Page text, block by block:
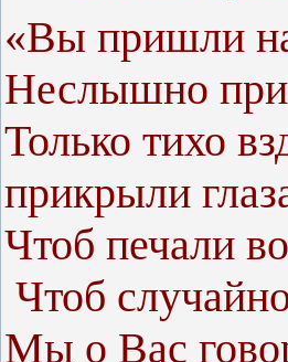
«Вы пришли
Неслышно
Только тихо
прикрыли
Чтоб печали
Чтоб
Мы о Вас